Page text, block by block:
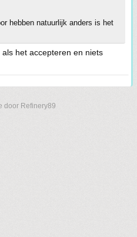
hebben natuurlijk anders is het
het accepteren en niets
door Refinery89